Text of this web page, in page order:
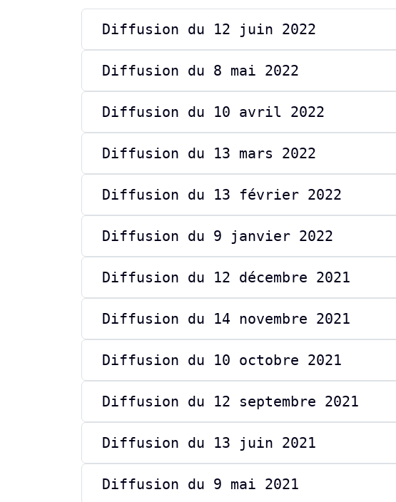
Diffusion du 12 juin 2022
Diffusion du 8 mai 2022
Diffusion du 10 avril 2022
Diffusion du 13 mars 2022
Diffusion du 13 février 2022
Diffusion du 9 janvier 2022
Diffusion du 12 décembre 2021
Diffusion du 14 novembre 2021
Diffusion du 10 octobre 2021
Diffusion du 12 septembre 2021
Diffusion du 13 juin 2021
Diffusion du 9 mai 2021